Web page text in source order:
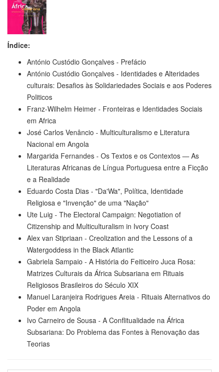
Índice:
António Custódio Gonçalves - Prefácio
António Custódio Gonçalves - Identidades e Alteridades
culturais: Desafios às Solidariedades Sociais e aos Poderes
Politicos
Franz-Wilhelm Heimer - Fronteiras e Identidades Sociais
em Africa
José Carlos Venâncio - Multiculturalismo e Literatura
Nacional em Angola
Margarida Fernandes - Os Textos e os Contextos — As
Literaturas Africanas de Língua Portuguesa entre a Ficção
e a Realidade
Eduardo Costa Dias - "Da'Wa", Política, Identidade
Religiosa e "Invenção" de uma "Nação"
Ute Luig - The Electoral Campaign: Negotiation of
Citizenship and Multiculturalism in Ivory Coast
Alex van Stipriaan - Creolization and the Lessons of a
Watergoddess in the Black Atlantic
Gabriela Sampaio - A História do Feiticeiro Juca Rosa:
Matrizes Culturais da África Subsariana em Rituais
Religiosos Brasileiros do Século XIX
Manuel Laranjeira Rodrigues Areia - Rituais Alternativos do
Poder em Angola
Ivo Carneiro de Sousa - A Conflitualidade na África
Subsariana: Do Problema das Fontes à Renovação das
Teorias